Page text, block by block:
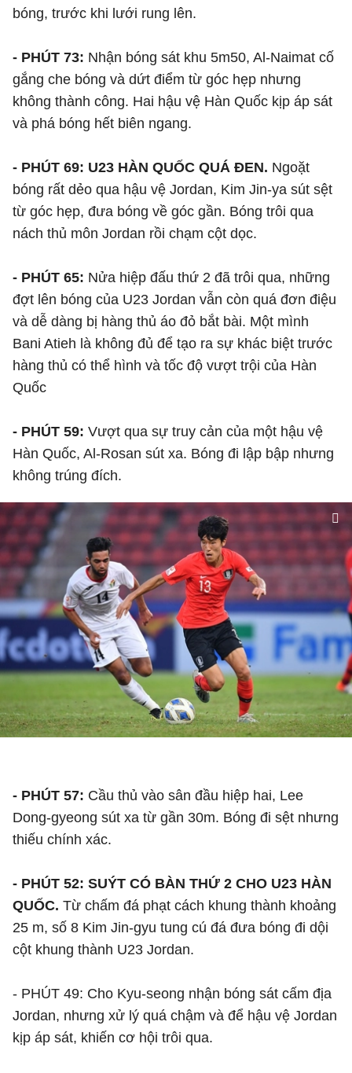
bóng, trước khi lưới rung lên.
- PHÚT 73: Nhận bóng sát khu 5m50, Al-Naimat cố
gắng che bóng và dứt điểm từ góc hẹp nhưng
không thành công. Hai hậu vệ Hàn Quốc kịp áp sát
và phá bóng hết biên ngang.
- PHÚT 69: U23 HÀN QUỐC QUÁ ĐEN. Ngoặt
bóng rất dẻo qua hậu vệ Jordan, Kim Jin-ya sút sệt
từ góc hẹp, đưa bóng về góc gần. Bóng trôi qua
nách thủ môn Jordan rồi chạm cột dọc.
- PHÚT 65: Nửa hiệp đấu thứ 2 đã trôi qua, những
đợt lên bóng của U23 Jordan vẫn còn quá đơn điệu
và dễ dàng bị hàng thủ áo đỏ bắt bài. Một mình
Bani Atieh là không đủ để tạo ra sự khác biệt trước
hàng thủ có thể hình và tốc độ vượt trội của Hàn
Quốc
- PHÚT 59: Vượt qua sự truy cản của một hậu vệ
Hàn Quốc, Al-Rosan sút xa. Bóng đi lập bập nhưng
không trúng đích.
- PHÚT 57: Cầu thủ vào sân đầu hiệp hai, Lee
Dong-gyeong sút xa từ gần 30m. Bóng đi sệt nhưng
thiếu chính xác.
- PHÚT 52: SUÝT CÓ BÀN THỨ 2 CHO U23 HÀN
QUỐC. Từ chấm đá phạt cách khung thành khoảng
25 m, số 8 Kim Jin-gyu tung cú đá đưa bóng đi dội
cột khung thành U23 Jordan.
- PHÚT 49: Cho Kyu-seong nhận bóng sát cấm địa
Jordan, nhưng xử lý quá chậm và để hậu vệ Jordan
kịp áp sát, khiến cơ hội trôi qua.